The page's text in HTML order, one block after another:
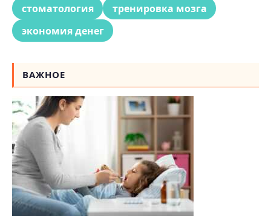
стоматология
тренировка мозга
экономия денег
ВАЖНОЕ